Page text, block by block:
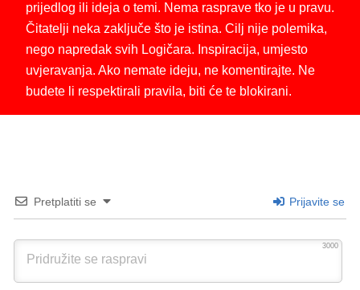
prijedlog ili ideja o temi. Nema rasprave tko je u pravu.
Čitatelji neka zaključe što je istina. Cilj nije polemika,
nego napredak svih Logičara. Inspiracija, umjesto
uvjeravanja. Ako nemate ideju, ne komentirajte. Ne
budete li respektirali pravila, biti će te blokirani.
Pretplatiti se Prijavite se
3000